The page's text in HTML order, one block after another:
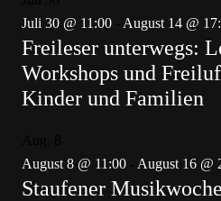
Juli 30 @ 11:00
August 14 @
Freileser unterwegs:
Workshops und
Kinder und Familien
August 8 @ 11:00
August 16 @
Staufener